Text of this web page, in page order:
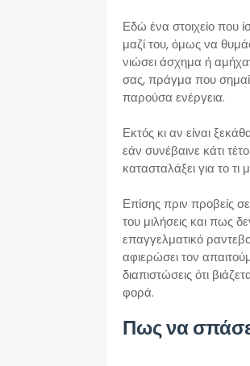
Εδώ ένα στοιχείο που
μαζί του, όμως να
νιώσει άσχημα ή
σας, πράγμα που
παρούσα ενέργεια.
Εκτός κι αν είναι
εάν συνέβαινε κάτι
κατασταλάξει για το
Επίσης πριν προβείς
του μιλήσεις και πως
επαγγελματικό
αφιερώσει τον
διαπιστώσεις ότι
φορά.
Πως να